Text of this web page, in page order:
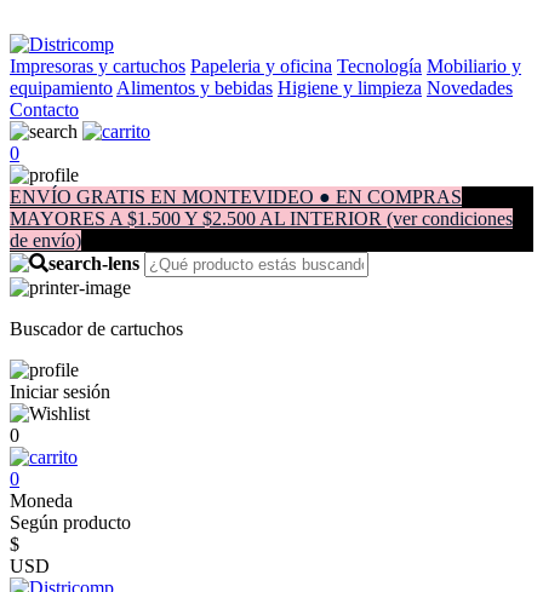
Impresoras y cartuchos Papeleria y oficina Tecnología Mobiliario y
equipamiento Alimentos y bebidas Higiene y limpieza Novedades
Contacto
0
ENVÍO GRATIS EN MONTEVIDEO ● EN COMPRAS
MAYORES A $1.500 Y $2.500 AL INTERIOR (ver condiciones
de envío)
Buscador de cartuchos
Iniciar sesión
0
0
Moneda
Según producto
$
USD